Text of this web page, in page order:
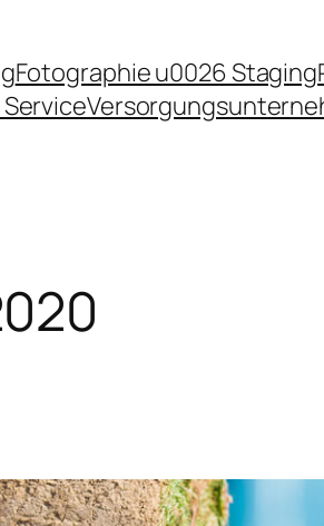
Fotographie u0026 Staging